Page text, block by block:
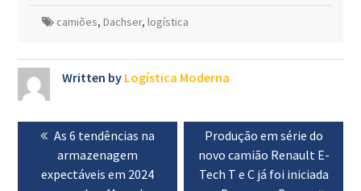
camiões, Dachser, logística
Written by Logística Moderna
Navegação
artigos
Previous
post:
As 6 tendências na
armazenagem
expectáveis em 2024
Next
post:
Produção em série do
novo camião Renault E-
Tech T e C já foi iniciada